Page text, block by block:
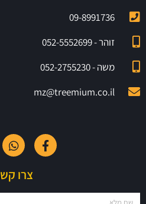
09-8991736
זוהר - 052-5552699
משה - 052-2755230
mz@treemium.co.il
צרו